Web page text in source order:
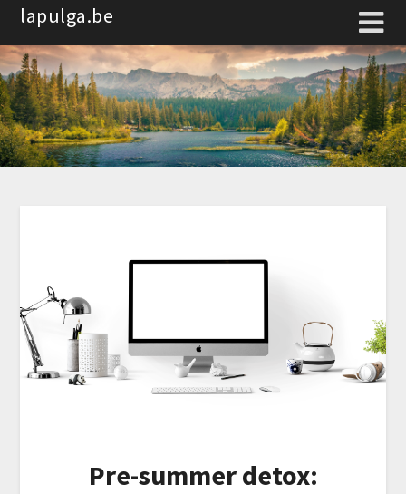
Spring
de
inhoud
lapulga.be
Pre-summer detox: